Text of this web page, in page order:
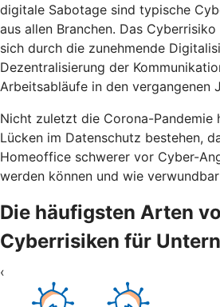
digitale Sabotage sind typische
aus allen Branchen. Das
sich durch die zunehmende
Dezentralisierung der
Arbeitsabläufe in den vergangenen
Nicht zuletzt die Corona-Pandemie
Lücken im Datenschutz bestehen,
Homeoffice schwerer vor Cyber-
werden können und wie
Die häufigsten Arten
Cyberrisiken für
‹